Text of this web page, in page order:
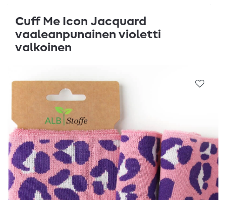
Cuff Me Icon Jacquard
vaaleanpunainen violetti
valkoinen